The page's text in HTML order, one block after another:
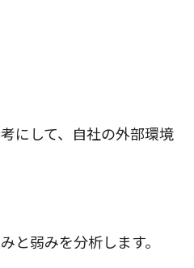
にして、自社の外部環境
と弱みを分析します。